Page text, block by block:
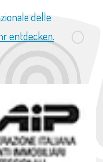
delle
entdecken.